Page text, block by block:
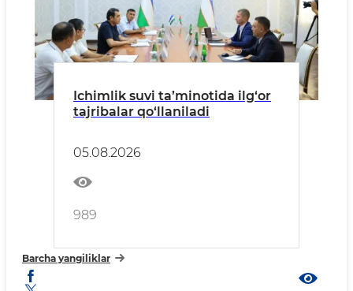
Ichimlik suvi ta’minotida ilg‘or
tajribalar qo‘llaniladi
05.08.2026
989
Barcha yangiliklar